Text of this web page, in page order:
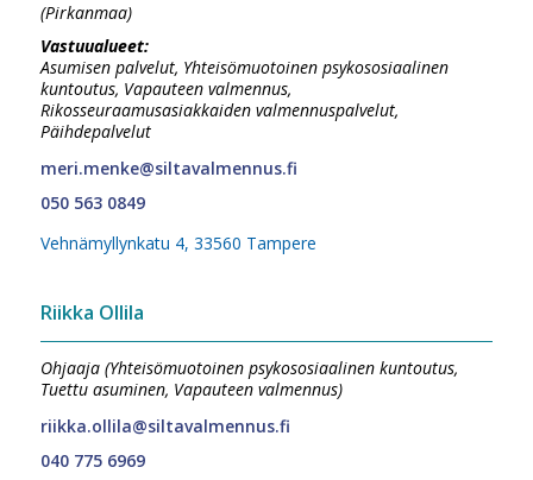
(Pirkanmaa)
Vastuualueet:
Asumisen palvelut, Yhteisömuotoinen psykososiaalinen
kuntoutus, Vapauteen valmennus,
Rikosseuraamusasiakkaiden valmennuspalvelut,
Päihdepalvelut
meri.menke@siltavalmennus.fi
050 563 0849
Vehnämyllynkatu 4, 33560 Tampere
Riikka Ollila
Ohjaaja (Yhteisömuotoinen psykososiaalinen kuntoutus,
Tuettu asuminen, Vapauteen valmennus)
riikka.ollila@siltavalmennus.fi
040 775 6969